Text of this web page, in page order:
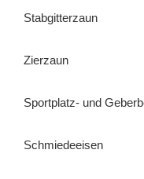
Stabgitterzaun
Zierzaun
Sportplatz- und
Schmiedeeisen